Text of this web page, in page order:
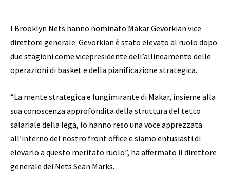
I Brooklyn Nets hanno nominato Makar Gevorkian vice
direttore generale. Gevorkian è stato elevato al ruolo dopo
due stagioni come vicepresidente dell’allineamento delle
operazioni di basket e della pianificazione strategica.
“La mente strategica e lungimirante di Makar, insieme alla
sua conoscenza approfondita della struttura del tetto
salariale della lega, lo hanno reso una voce apprezzata
all’interno del nostro front office e siamo entusiasti di
elevarlo a questo meritato ruolo”, ha affermato il direttore
generale dei Nets Sean Marks.